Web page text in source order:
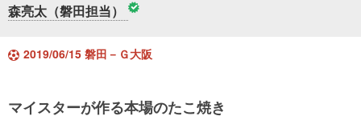
森亮太（磐田担当）
2019/06/15 磐田－Ｇ大阪
マイスターが作る本場のたこ焼き